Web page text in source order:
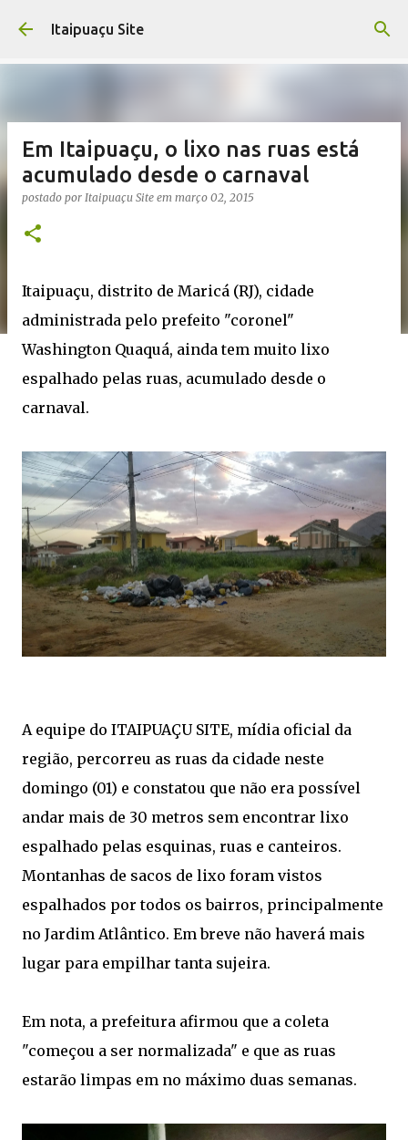
Pular para o conteúdo principal
Itaipuaçu Site
Em Itaipuaçu, o lixo nas ruas está
acumulado desde o carnaval
postado por Itaipuaçu Site em março 02, 2015
Itaipuaçu, distrito de Maricá (RJ), cidade
administrada pelo prefeito "coronel"
Washington Quaquá, ainda tem muito lixo
espalhado pelas ruas, acumulado desde o
carnaval.
A equipe do ITAIPUAÇU SITE, mídia oficial da
região, percorreu as ruas da cidade neste
domingo (01) e constatou que não era possível
andar mais de 30 metros sem encontrar lixo
espalhado pelas esquinas, ruas e canteiros.
Montanhas de sacos de lixo foram vistos
espalhados por todos os bairros, principalmente
no Jardim Atlântico. Em breve não haverá mais
lugar para empilhar tanta sujeira.
Em nota, a prefeitura afirmou que a coleta
"começou a ser normalizada" e que as ruas
estarão limpas em no máximo duas semanas.